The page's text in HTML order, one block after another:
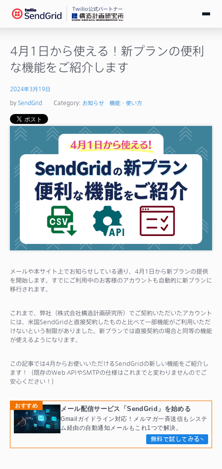
Twilio公式パートナー
ログイン
SendGridとは
料金
導入事例
お役立ち情報
ドキュメント
4月1日から使える！新プランの便利
な機能をご紹介します
2024年3月19日
by SendGrid Category: お知らせ 機能・使い方
メールや本サイト上でお知らせしている通り、4月1日から新プランの提供
を開始します。すでにご利用中のお客様のアカウントも自動的に新プランに
移行されます。
これまで、弊社（株式会社構造計画研究所）でご契約いただいたアカウント
には、米国SendGridと直接契約したものと比べて一部機能がご利用いただ
けないという制限がありました。新プランでは直接契約の場合と同等の機能
が使えるようになります。
この記事では4月からお使いいただけるSendGridの新しい機能をご紹介し
ます！（既存のWeb APIやSMTPの仕様はこれまでと変わりませんのでご
安心ください！）
おすすめ
メール配信サービス「SendGrid」を始める
Gmailガイドライン対応！メルマガ一斉送信もシステ
ム経由の自動通知メールもこれ1つで解決。
無料で試してみる